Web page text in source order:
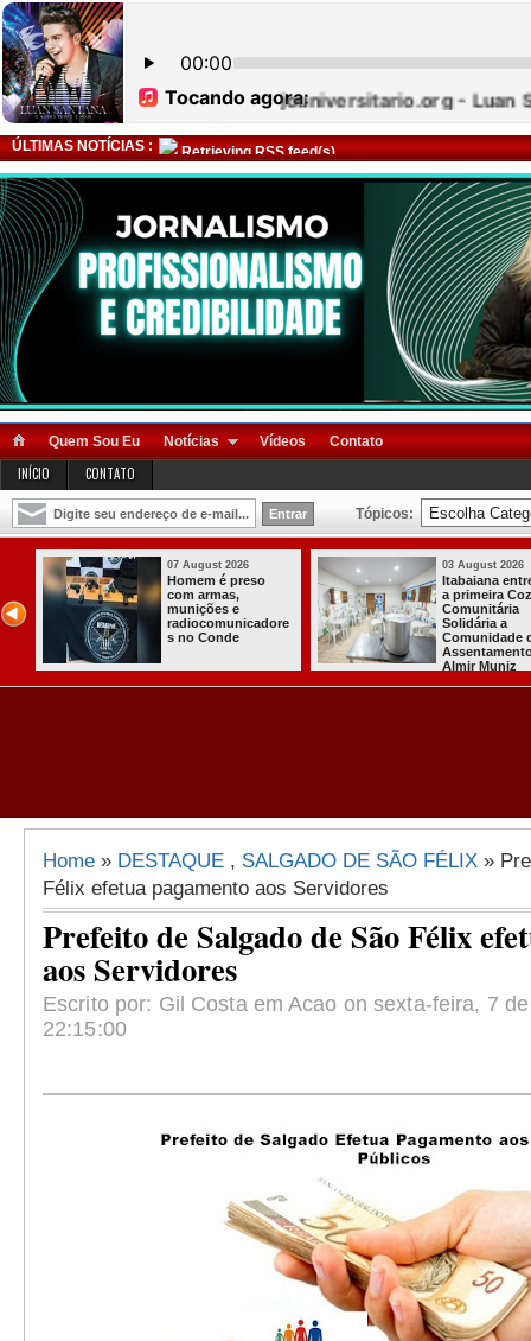
ÚLTIMAS NOTÍCIAS : Retrieving RSS feed(s)
Quem Sou Eu Notícias Vídeos Contato
INÍCIO CONTATO
Tópicos:
07 August 2026
Homem é preso
com armas,
munições e
radiocomunicadore
s no Conde
03 August 2026
Itabaiana
a primeira
Comunitária
Solidária a
Comunidade
Almir Muniz
Home » DESTAQUE , SALGADO DE SÃO FÉLIX »
Félix efetua pagamento aos Servidores
Prefeito de Salgado de São Félix
aos Servidores
Escrito por: Gil Costa em Acao on sexta-feira, 7
22:15:00